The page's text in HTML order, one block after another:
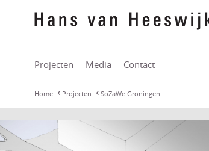
Projecten Media Contact
Home Projecten SoZaWe Groningen